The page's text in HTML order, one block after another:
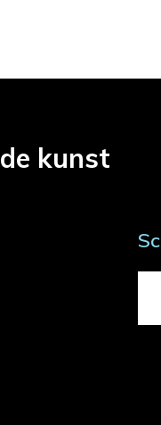
kunst